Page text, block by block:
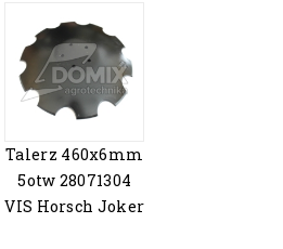
Talerz 460x6mm
5otw 28071304
VIS Horsch Joker